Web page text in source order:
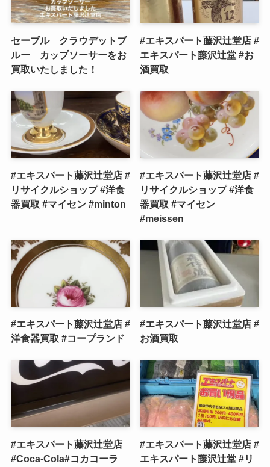
セーブル クラウデットブ
ルー カップソーサーをお
買取いたしました！
#エキスパート藤沢辻堂店 #
エキスパート藤沢辻堂 #お
酒買取
#エキスパート藤沢辻堂店 #
リサイクルショップ #洋食
器買取 #マイセン #minton
#エキスパート藤沢辻堂店 #
リサイクルショップ #洋食
器買取 #マイセン
#meissen
#エキスパート藤沢辻堂店 #
洋食器買取 #コープランド
#エキスパート藤沢辻堂店 #
お酒買取
#エキスパート藤沢辻堂店
#Coca-Cola#コカコーラ
#エキスパート藤沢辻堂店 #
エキスパート藤沢辻堂 #リ